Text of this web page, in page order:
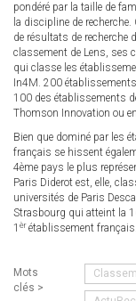
pondéré par la taille de
la discipline de
de résultats de recherche
classement de Lens, ses
qui classe les
In4M. 200
100 des établissements
Thomson Innovation ou
Bien que dominé par les
français se hissent
4ème pays le plus
Paris Diderot est, elle,
universités de ​Paris
Strasbourg qui atteint la
1 èr établissement français.
Mots
clés >